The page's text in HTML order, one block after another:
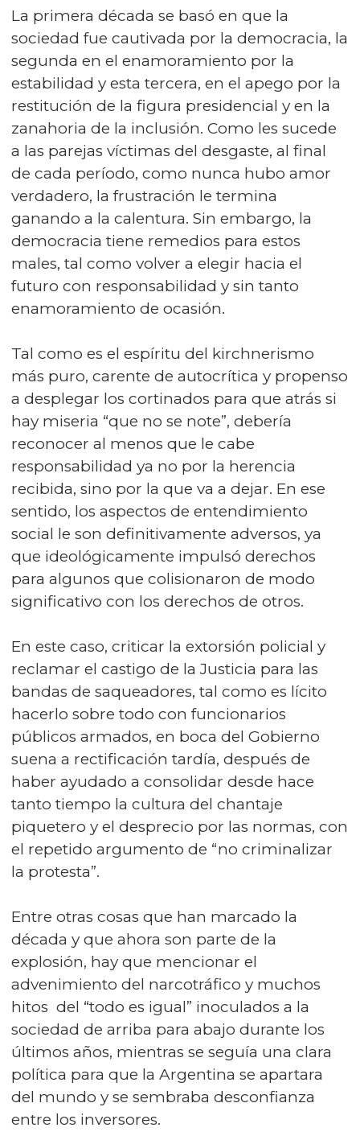
La primera década se basó en que la
sociedad fue cautivada por la democracia, la
segunda en el enamoramiento por la
estabilidad y esta tercera, en el apego por la
restitución de la figura presidencial y en la
zanahoria de la inclusión. Como les sucede
a las parejas víctimas del desgaste, al final
de cada período, como nunca hubo amor
verdadero, la frustración le termina
ganando a la calentura. Sin embargo, la
democracia tiene remedios para estos
males, tal como volver a elegir hacia el
futuro con responsabilidad y sin tanto
enamoramiento de ocasión.
Tal como es el espíritu del kirchnerismo
más puro, carente de autocrítica y propenso
a desplegar los cortinados para que atrás si
hay miseria “que no se note”, debería
reconocer al menos que le cabe
responsabilidad ya no por la herencia
recibida, sino por la que va a dejar. En ese
sentido, los aspectos de entendimiento
social le son definitivamente adversos, ya
que ideológicamente impulsó derechos
para algunos que colisionaron de modo
significativo con los derechos de otros.
En este caso, criticar la extorsión policial y
reclamar el castigo de la Justicia para las
bandas de saqueadores, tal como es lícito
hacerlo sobre todo con funcionarios
públicos armados, en boca del Gobierno
suena a rectificación tardía, después de
haber ayudado a consolidar desde hace
tanto tiempo la cultura del chantaje
piquetero y el desprecio por las normas, con
el repetido argumento de “no criminalizar
la protesta”.
Entre otras cosas que han marcado la
década y que ahora son parte de la
explosión, hay que mencionar el
advenimiento del narcotráfico y muchos
hitos del “todo es igual” inoculados a la
sociedad de arriba para abajo durante los
últimos años, mientras se seguía una clara
política para que la Argentina se apartara
del mundo y se sembraba desconfianza
entre los inversores.